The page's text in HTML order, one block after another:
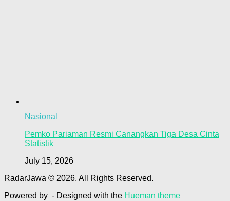
Nasional
Pemko Pariaman Resmi Canangkan Tiga Desa Cinta
Statistik
July 15, 2026
RadarJawa © 2026. All Rights Reserved.
Powered by - Designed with the Hueman theme